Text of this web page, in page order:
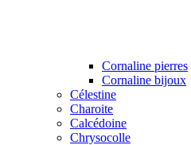
Cornaline pierres
Cornaline bijoux
Célestine
Charoite
Calcédoine
Chrysocolle